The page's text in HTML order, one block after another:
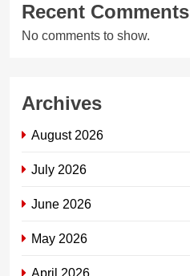
Recent Comments
No comments to show.
Archives
August 2026
July 2026
June 2026
May 2026
April 2026